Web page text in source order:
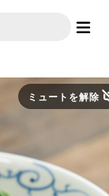
ミュートを解除